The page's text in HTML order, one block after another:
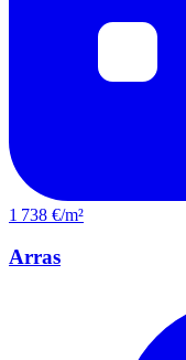
1 738 €/m²
Arras